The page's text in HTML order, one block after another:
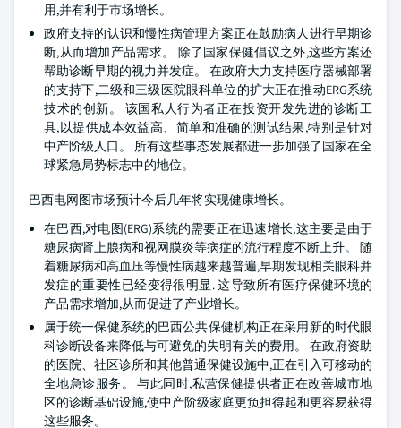
用,并有利于市场增长。
政府支持的认识和慢性病管理方案正在鼓励病人进行早期诊
断,从而增加产品需求。 除了国家保健倡议之外,这些方案还
帮助诊断早期的视力并发症。 在政府大力支持医疗器械部署
的支持下,二级和三级医院眼科单位的扩大正在推动ERG系统
技术的创新。 该国私人行为者正在投资开发先进的诊断工
具,以提供成本效益高、简单和准确的测试结果,特别是针对
中产阶级人口。 所有这些事态发展都进一步加强了国家在全
球紧急局势标志中的地位。
巴西电网图市场预计今后几年将实现健康增长。
在巴西,对电图(ERG)系统的需要正在迅速增长,这主要是由于
糖尿病肾上腺病和视网膜炎等病症的流行程度不断上升。 随
着糖尿病和高血压等慢性病越来越普遍,早期发现相关眼科并
发症的重要性已经变得很明显. 这导致所有医疗保健环境的
产品需求增加,从而促进了产业增长。
属于统一保健系统的巴西公共保健机构正在采用新的时代眼
科诊断设备来降低与可避免的失明有关的费用。 在政府资助
的医院、社区诊所和其他普通保健设施中,正在引入可移动的
全地急诊服务。 与此同时,私营保健提供者正在改善城市地
区的诊断基础设施,使中产阶级家庭更负担得起和更容易获得
这些服务。